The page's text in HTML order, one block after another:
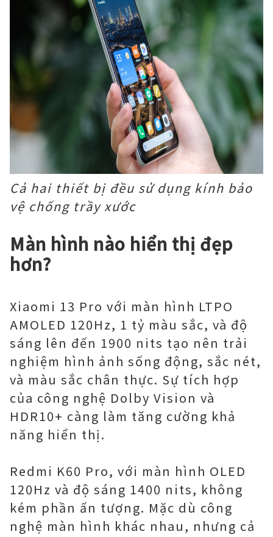
Cả hai thiết bị đều sử dụng kính bảo
vệ chống trầy xước
Màn hình nào hiển thị đẹp
hơn?
Xiaomi 13 Pro với màn hình LTPO
AMOLED 120Hz, 1 tỷ màu sắc, và độ
sáng lên đến 1900 nits tạo nên trải
nghiệm hình ảnh sống động, sắc nét,
và màu sắc chân thực. Sự tích hợp
của công nghệ Dolby Vision và
HDR10+ càng làm tăng cường khả
năng hiển thị.
Redmi K60 Pro, với màn hình OLED
120Hz và độ sáng 1400 nits, không
kém phần ấn tượng. Mặc dù công
nghệ màn hình khác nhau, nhưng cả